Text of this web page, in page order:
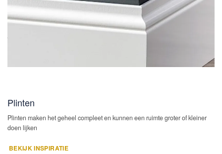
Plinten
Plinten maken het geheel compleet en kunnen een ruimte groter of kleiner
doen lijken
BEKIJK INSPIRATIE